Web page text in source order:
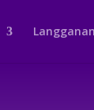
Langganan